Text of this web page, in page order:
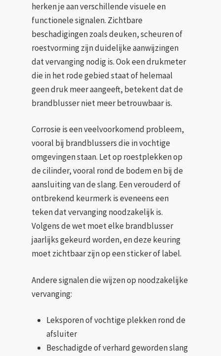
herken je aan verschillende visuele en
functionele signalen. Zichtbare
beschadigingen zoals deuken, scheuren of
roestvorming zijn duidelijke aanwijzingen
dat vervanging nodig is. Ook een drukmeter
die in het rode gebied staat of helemaal
geen druk meer aangeeft, betekent dat de
brandblusser niet meer betrouwbaar is.
Corrosie is een veelvoorkomend probleem,
vooral bij brandblussers die in vochtige
omgevingen staan. Let op roestplekken op
de cilinder, vooral rond de bodem en bij de
aansluiting van de slang. Een verouderd of
ontbrekend keurmerk is eveneens een
teken dat vervanging noodzakelijk is.
Volgens de wet moet elke brandblusser
jaarlijks gekeurd worden, en deze keuring
moet zichtbaar zijn op een sticker of label.
Andere signalen die wijzen op noodzakelijke
vervanging:
Leksporen of vochtige plekken rond de
afsluiter
Beschadigde of verhard geworden slang